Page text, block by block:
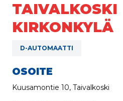
TAIVALKOSKI
KIRKONKYLÄ
D-AUTOMAATTI
OSOITE
Kuusamontie 10, Taivalkoski